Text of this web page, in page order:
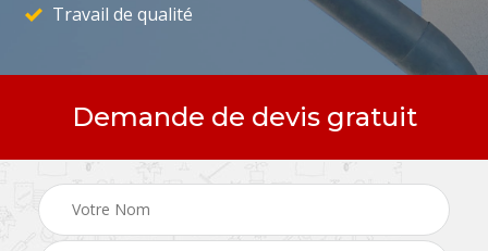
Travail de qualité
Demande de devis gratuit